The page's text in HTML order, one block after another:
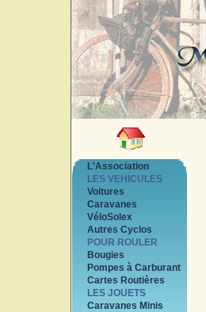
L'Association
LES VEHICULES
Voitures
Caravanes
VéloSolex
Autres Cyclos
POUR ROULER
Bougies
Pompes à Carburant
Cartes Routières
LES JOUETS
Caravanes Minis